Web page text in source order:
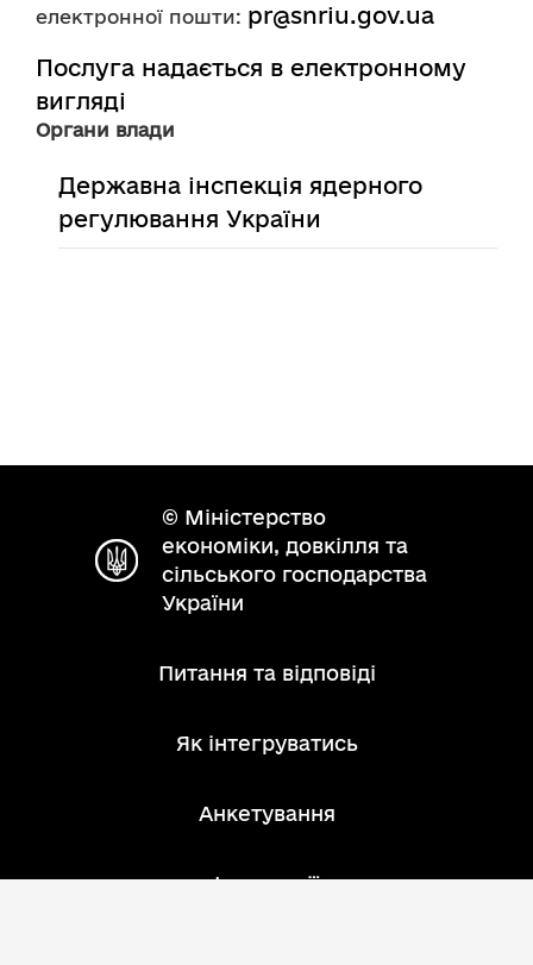
електронної пошти: pr@snriu.gov.ua
Послуга надається в електронному
вигляді
Органи влади
Державна інспекція ядерного
регулювання України
© Міністерство
економіки, довкілля та
сільського господарства
України
Питання та відповіді
Як інтегруватись
Анкетування
Інструкції